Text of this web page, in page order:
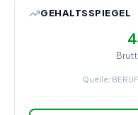
GEHALTSSPIEGEL
Quelle: